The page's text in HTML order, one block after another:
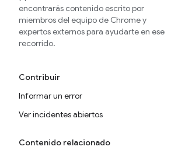
encontrarás contenido escrito por
miembros del equipo de Chrome y
expertos externos para ayudarte en ese
recorrido.
Contribuir
Informar un error
Ver incidentes abiertos
Contenido relacionado